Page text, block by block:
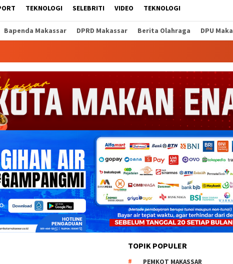
TEKNOLOGI SELEBRITI VIDEO TEKNOLOGI
Bapenda Makassar DPRD Makassar Berita Olahraga DPU
TOPIK POPULER
PEMKOT MAKASSAR